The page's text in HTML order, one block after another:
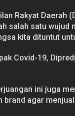
Rakyat Daerah
salah satu wujud
kita dituntut
Covid-19,
ini juga
brand agar